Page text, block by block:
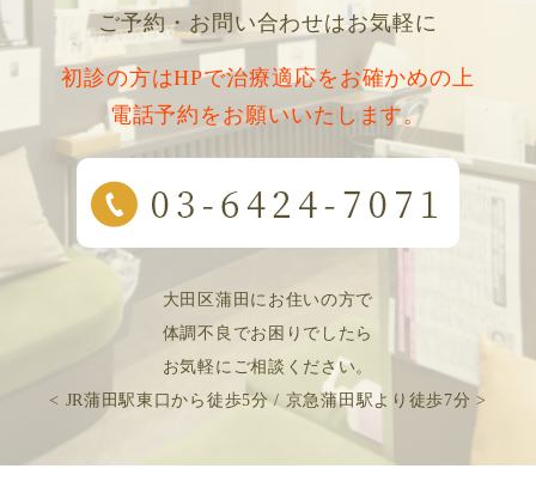
ご予約・お問い合わせはお気軽に
初診の方はHPで治療適応をお確かめの上
電話予約をお願いいたします。
大田区蒲田にお住いの方で
体調不良でお困りでしたら
お気軽にご相談ください。
< JR蒲田駅東口から徒歩5分 / 京急蒲田駅より徒歩7分 >